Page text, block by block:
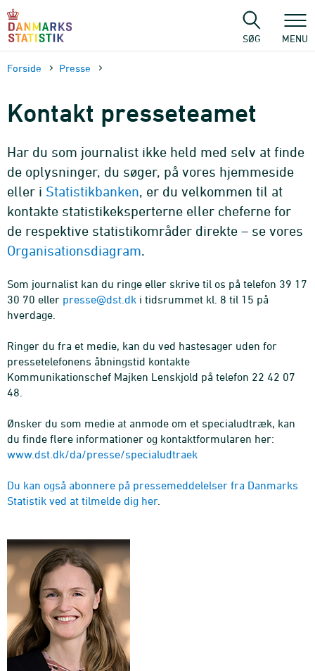
sidens
SØG MENU
Forside Presse
Kontakt presseteamet
Har du som journalist ikke held med selv at finde
de oplysninger, du søger, på vores hjemmeside
eller i Statistikbanken, er du velkommen til at
kontakte statistikeksperterne eller cheferne for
de respektive statistikområder direkte – se vores
Organisationsdiagram.
Som journalist kan du ringe eller skrive til os på telefon 39 17
30 70 eller presse@dst.dk i tidsrummet kl. 8 til 15 på
hverdage.
Ringer du fra et medie, kan du ved hastesager uden for
pressetelefonens åbningstid kontakte
Kommunikationschef Majken Lenskjold på telefon 22 42 07
48.
Ønsker du som medie at anmode om et specialudtræk, kan
du finde flere informationer og kontaktformularen her:
www.dst.dk/da/presse/specialudtraek
Du kan også abonnere på pressemeddelelser fra Danmarks
Statistik ved at tilmelde dig her.